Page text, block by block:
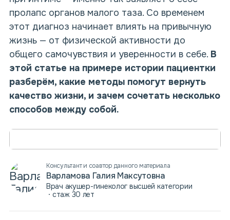
пролапс органов малого таза. Со временем
этот диагноз начинает влиять на привычную
жизнь — от физической активности до
общего самочувствия и уверенности в себе. В
этой статье на примере истории пациентки
разберём, какие методы помогут вернуть
качество жизни, и зачем сочетать несколько
способов между собой.
Консультант и соавтор данного материала
Варламова Галия Максутовна
Врач акушер-гинеколог высшей категории
стаж 30 лет